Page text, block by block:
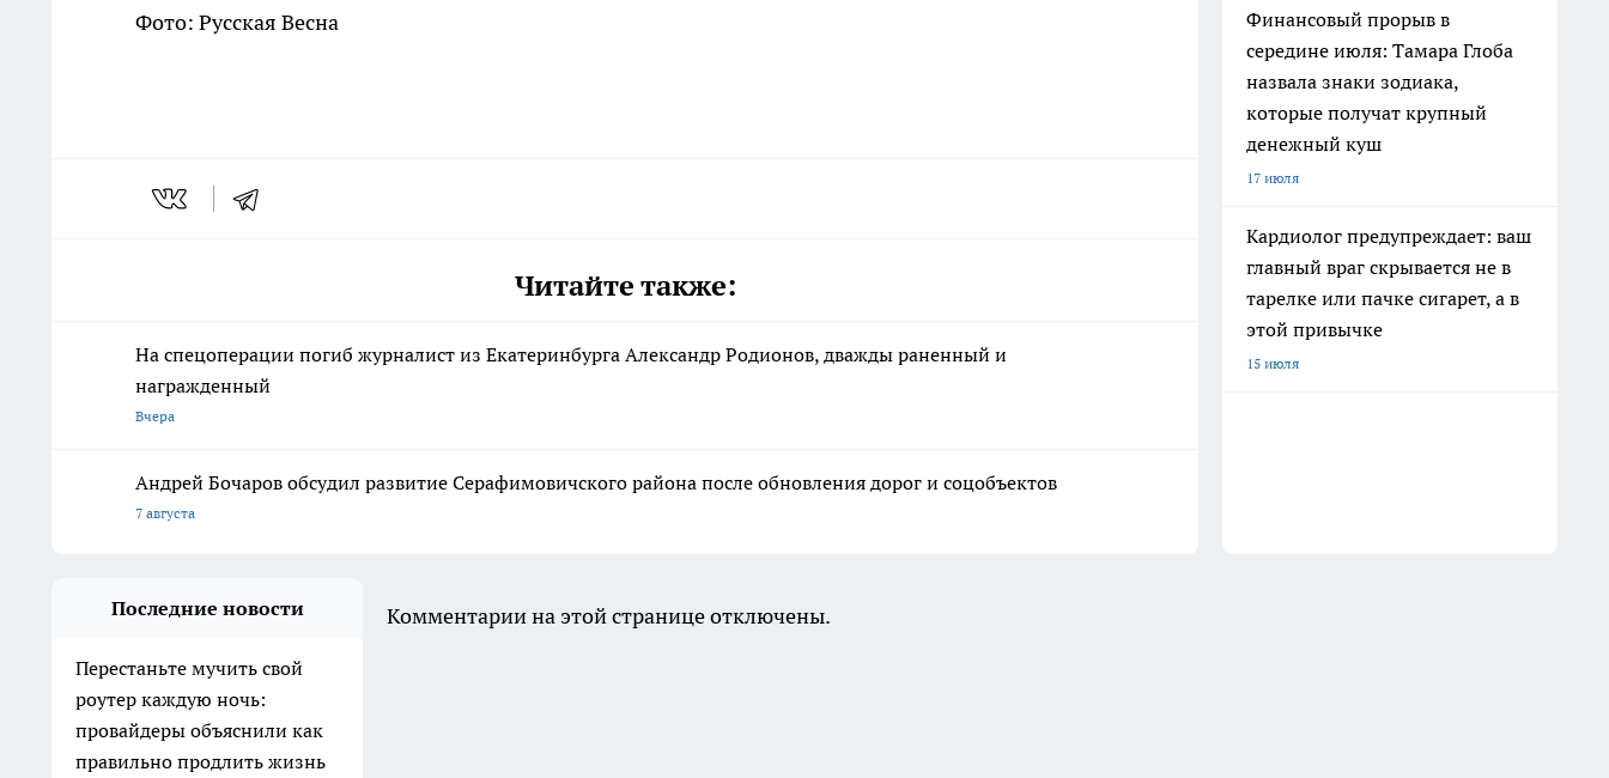
Фото: Русская Весна
Читайте также:
На спецоперации погиб журналист из Екатеринбурга Александр Родионов, дважды раненный и
награжденный
Вчера
Андрей Бочаров обсудил развитие Серафимовичского района после обновления дорог и соцобъектов
7 августа
Финансовый прорыв в
середине июля: Тамара Глоба
назвала знаки зодиака,
которые получат крупный
денежный куш
17 июля
Кардиолог предупреждает: ваш
главный враг скрывается не в
тарелке или пачке сигарет, а в
этой привычке
15 июля
Последние новости
Перестаньте мучить свой
роутер каждую ночь:
провайдеры объяснили как
правильно продлить жизнь
Комментарии на этой странице отключены.